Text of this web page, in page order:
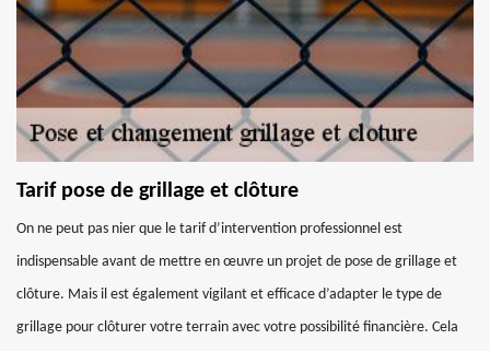
Tarif pose de grillage et clôture
On ne peut pas nier que le tarif d’intervention professionnel est
indispensable avant de mettre en œuvre un projet de pose de grillage et
clôture. Mais il est également vigilant et efficace d’adapter le type de
grillage pour clôturer votre terrain avec votre possibilité financière. Cela